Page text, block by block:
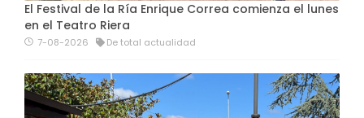
El Festival de la Ría Enrique Correa comienza el lunes
en el Teatro Riera
7-08-2026 De total actualidad